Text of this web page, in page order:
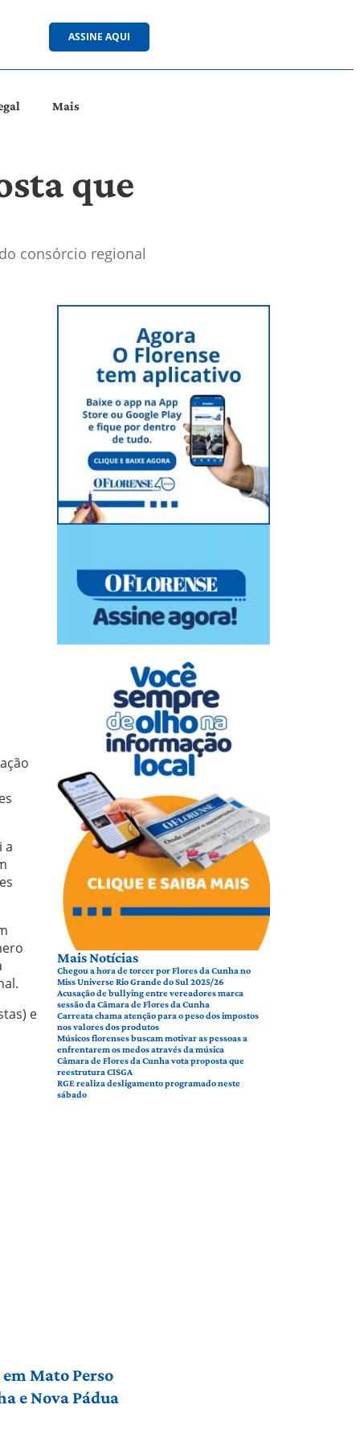
ASSINE AQUI
Mais
que
consórcio regional
a
e
Mais Notícias
Chegou a hora de torcer por Flores da Cunha no
Miss Universe Rio Grande do Sul 2025/26
Acusação de bullying entre vereadores marca
sessão da Câmara de Flores da Cunha
Carreata chama atenção para o peso dos impostos
nos valores dos produtos
Músicos florenses buscam motivar as pessoas a
enfrentarem os medos através da música
Câmara de Flores da Cunha vota proposta que
reestrutura CISGA
RGE realiza desligamento programado neste
sábado
Mato Perso
e Nova Pádua